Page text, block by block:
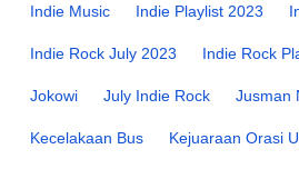
Indie Music Indie Playlist 2023
Indie Rock July 2023 Indie Rock
Jokowi July Indie Rock Jusman
Kecelakaan Bus Kejuaraan Orasi